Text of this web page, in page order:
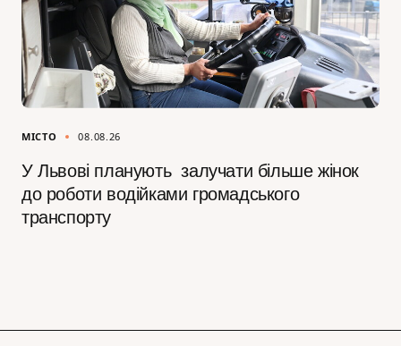
МІСТО 08.08.26
У Львові планують залучати більше жінок
до роботи водійками громадського
транспорту